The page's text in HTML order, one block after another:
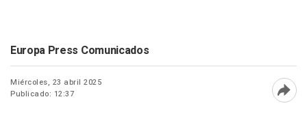
Europa Press Comunicados
Miércoles, 23 abril 2025
Publicado: 12:37